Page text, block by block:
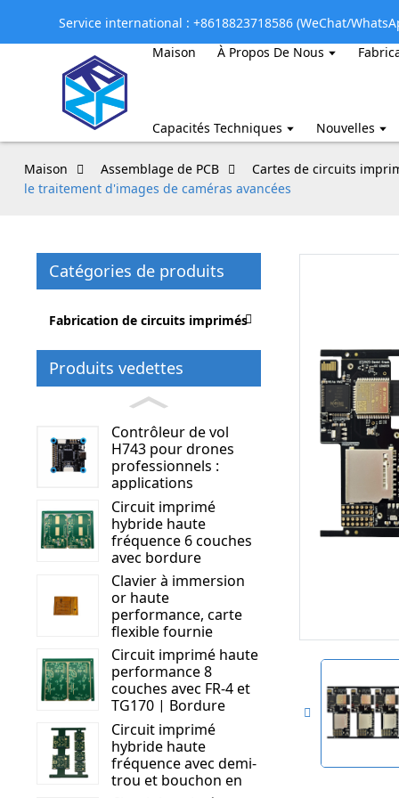
Service international : +8618823718586 (WeChat/
Maison
À Propos De Nous
Capacités Techniques Nouvelles
Maison Assemblage de PCB Cartes de circuits
le traitement d'images de caméras avancées
Catégories de produits
Fabrication de circuits imprimés
Produits vedettes
Contrôleur de vol
H743 pour drones
professionnels :
applications
d’inspection, de
sécurité et de gestion
du trafic.
Circuit imprimé
hybride haute
fréquence 6 couches
avec bordure
métallique | Rogers
RO4350B + S1000 - 2M
| Circuit imprimé
haute performance
Clavier à immersion
or haute
performance, carte
flexible fournie
Circuit imprimé haute
performance 8
couches avec FR-4 et
TG170 | Bordure
métallique et trous
pour bouchons de
masque de soudure |
Solution de circuit
avancée
Circuit imprimé
hybride haute
fréquence avec demi-
trou et bouchon en